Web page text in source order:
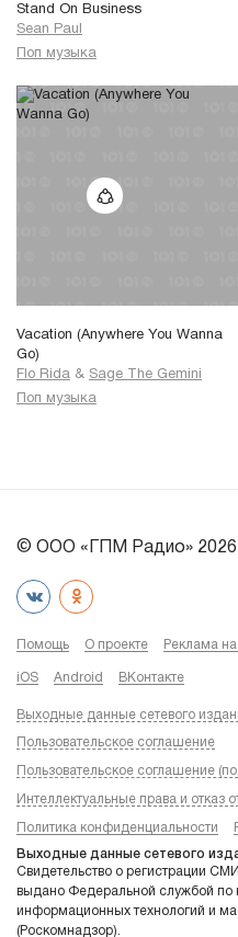
Stand On Business
Sean Paul
Поп музыка
Vacation (Anywhere You Wanna
Go)
Flo Rida & Sage The Gemini
Поп музыка
© ООО «ГПМ Радио»
Помощь О проекте Реклама
iOS Android ВКонтакте
Выходные данные сетевого
Пользовательское соглашение
Пользовательское соглашение
Интеллектуальные права и отказ
Политика конфиденциальности
Выходные данные сетевого
Свидетельство о регистрации
выдано Федеральной службой по
информационных технологий и
(Роскомнадзор).